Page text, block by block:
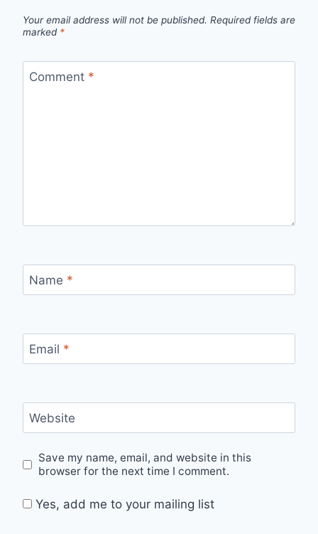
Your email address will not be published. Required fields are
marked *
Comment *
Name *
Email *
Website
Save my name, email, and website in this
browser for the next time I comment.
Yes, add me to your mailing list